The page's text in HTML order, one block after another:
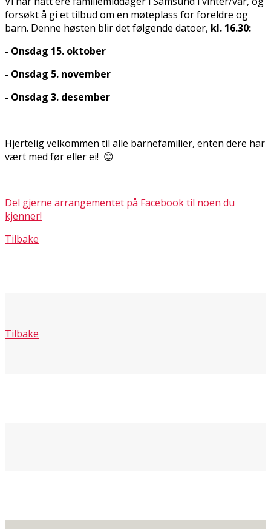
forsøkt å gi et tilbud om en møteplass for foreldre og
barn. Denne høsten blir det følgende datoer, kl. 16.30:
- Onsdag 15. oktober
- Onsdag 5. november
- Onsdag 3. desember
Hjertelig velkommen til alle barnefamilier, enten dere har
vært med før eller ei! 😊
Del gjerne arrangementet på Facebook til noen du
kjenner!
Tilbake
Tilbake